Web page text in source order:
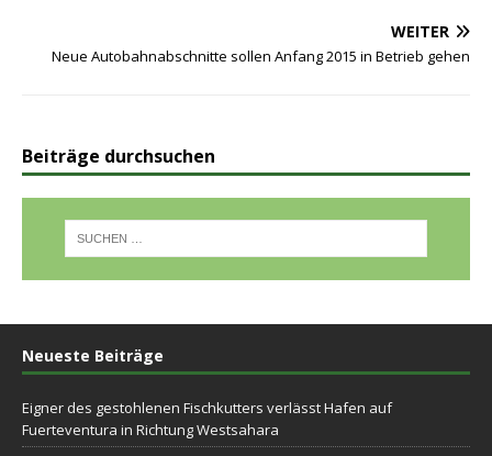
WEITER
Neue Autobahnabschnitte sollen Anfang 2015 in Betrieb gehen
Beiträge durchsuchen
Neueste Beiträge
Eigner des gestohlenen Fischkutters verlässt Hafen auf
Fuerteventura in Richtung Westsahara